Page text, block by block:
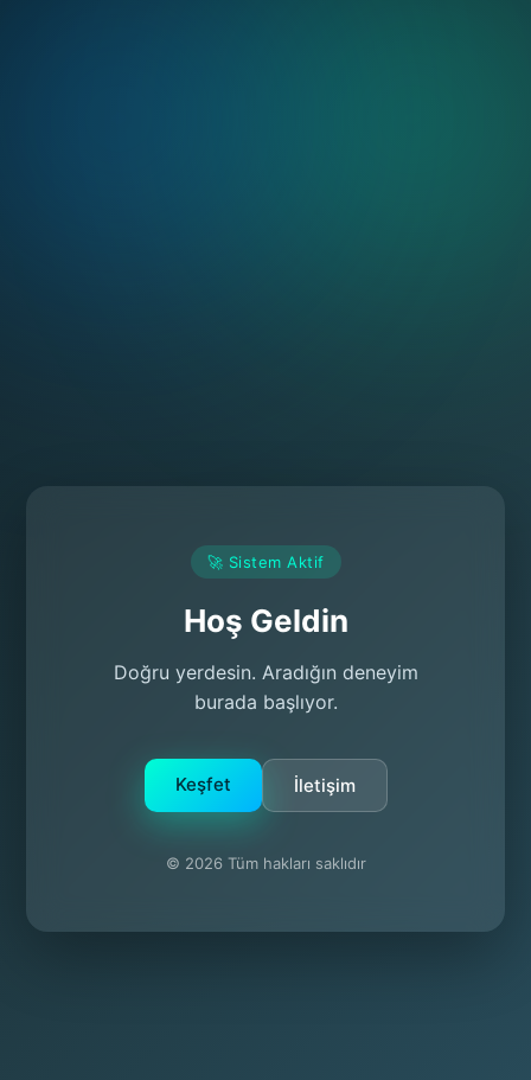
🚀 Sistem Aktif
Hoş Geldin
Doğru yerdesin. Aradığın deneyim
burada başlıyor.
Keşfet İletişim
© 2026 Tüm hakları saklıdır